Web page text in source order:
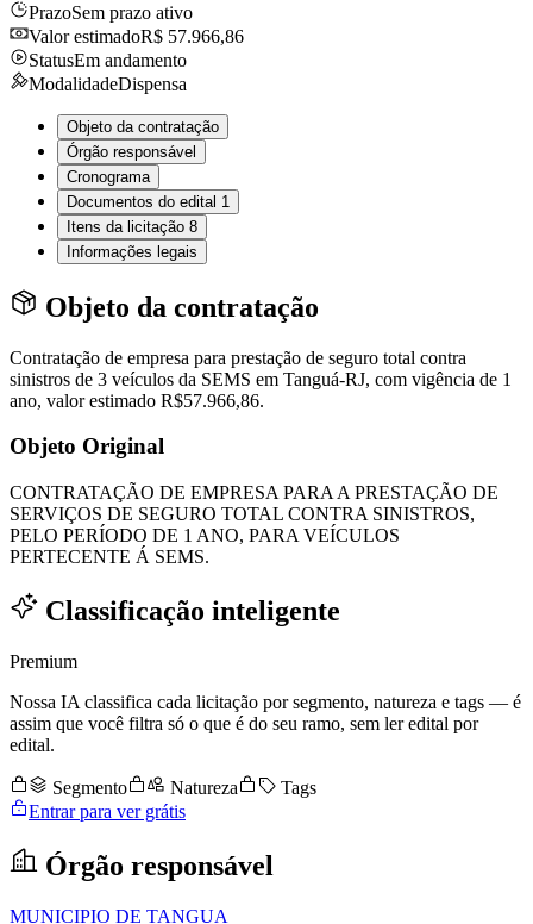
PrazoSem prazo ativo
Valor estimadoR$ 57.966,86
StatusEm andamento
ModalidadeDispensa
Objeto da contratação
Órgão responsável
Cronograma
Documentos do edital 1
Itens da licitação 8
Informações legais
Objeto da contratação
Contratação de empresa para prestação de seguro total contra
sinistros de 3 veículos da SEMS em Tanguá-RJ, com vigência de 1
ano, valor estimado R$57.966,86.
Objeto Original
CONTRATAÇÃO DE EMPRESA PARA A PRESTAÇÃO DE
SERVIÇOS DE SEGURO TOTAL CONTRA SINISTROS,
PELO PERÍODO DE 1 ANO, PARA VEÍCULOS
PERTECENTE Á SEMS.
Classificação inteligente
Premium
Nossa IA classifica cada licitação por segmento, natureza e tags — é
assim que você filtra só o que é do seu ramo, sem ler edital por
edital.
Segmento Natureza
Tags
Entrar para ver grátis
Órgão responsável
MUNICIPIO DE TANGUA